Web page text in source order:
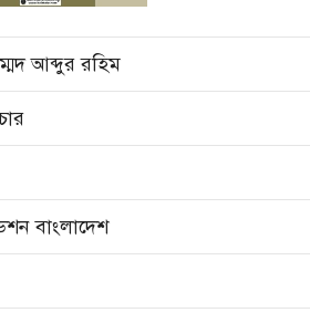
আব্দুর রহিম
বাংলাদেশ